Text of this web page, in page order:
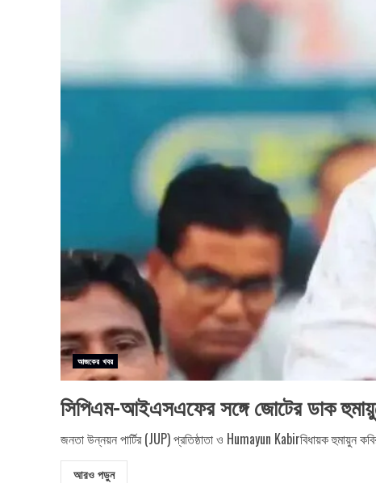
আজকের খবর
সিপিএম-আইএসএফের সঙ্গে জোটের ডাক
জনতা উন্নয়ন পার্টির (JUP) প্রতিষ্ঠাতা ও Humayun Kabirবিধায়ক হুমায়ুন
আরও পড়ুন